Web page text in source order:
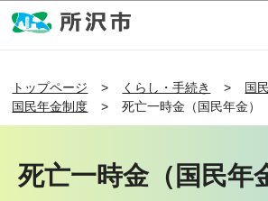
トップページ くらし・手続き
国
国民年金制度
死亡一時金（国民年金）
死亡一時金（国民年